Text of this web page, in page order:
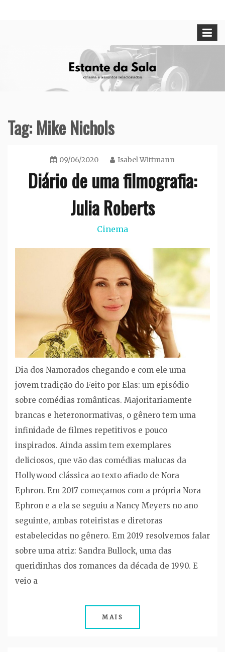
Tag:Mike Nichols
09/06/2020 Isabel Wittmann
Diário de uma filmografia:
Julia Roberts
Cinema
Dia dos Namorados chegando e com ele uma
jovem tradição do Feito por Elas: um episódio
sobre comédias românticas. Majoritariamente
brancas e heteronormativas, o gênero tem uma
infinidade de filmes repetitivos e pouco
inspirados. Ainda assim tem exemplares
deliciosos, que vão das comédias malucas da
Hollywood clássica ao texto afiado de Nora
Ephron. Em 2017 começamos com a própria Nora
Ephron e a ela se seguiu a Nancy Meyers no ano
seguinte, ambas roteiristas e diretoras
estabelecidas no gênero. Em 2019 resolvemos falar
sobre uma atriz: Sandra Bullock, uma das
queridinhas dos romances da década de 1990. E
veio a
MAIS